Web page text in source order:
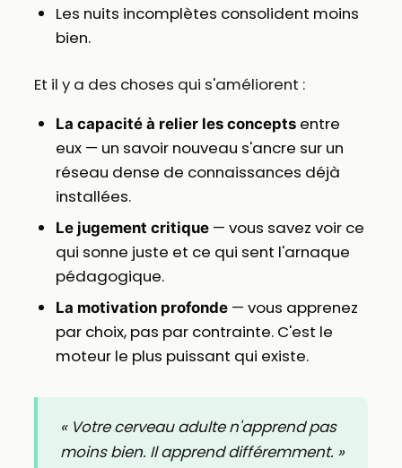
Les nuits incomplètes consolident moins
bien.
Et il y a des choses qui s'améliorent :
La capacité à relier les conceptsentre
eux — un savoir nouveau s'ancre sur un
réseau dense de connaissances déjà
installées.
Le jugement critique— vous savez voir ce
qui sonne juste et ce qui sent l'arnaque
pédagogique.
La motivation profonde— vous apprenez
par choix, pas par contrainte. C'est le
moteur le plus puissant qui existe.
« Votre cerveau adulte n'apprend pas
moins bien. Il apprend différemment. »